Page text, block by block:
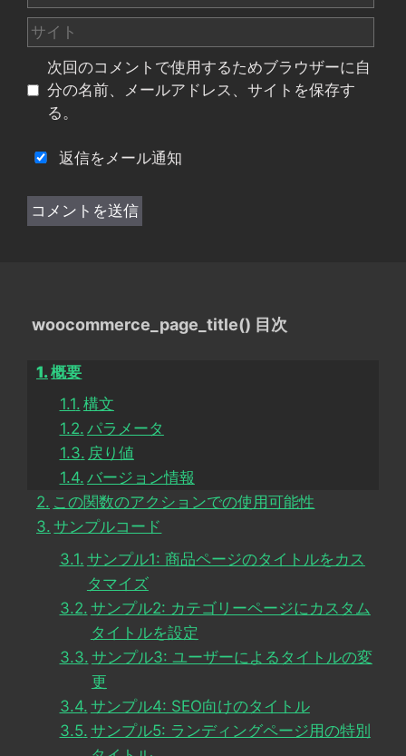
ー
ル
サ
イ
次回のコメントで使用するためブラウザーに自
分の名前、メールアドレス、サイトを保存す
る。
返信をメール通知
woocommerce_page_title() 目次
概要
構文
パラメータ
戻り値
バージョン情報
この関数のアクションでの使用可能性
サンプルコード
サンプル1: 商品ページのタイトルをカス
タマイズ
サンプル2: カテゴリーページにカスタム
タイトルを設定
サンプル3: ユーザーによるタイトルの変
更
サンプル4: SEO向けのタイトル
サンプル5: ランディングページ用の特別